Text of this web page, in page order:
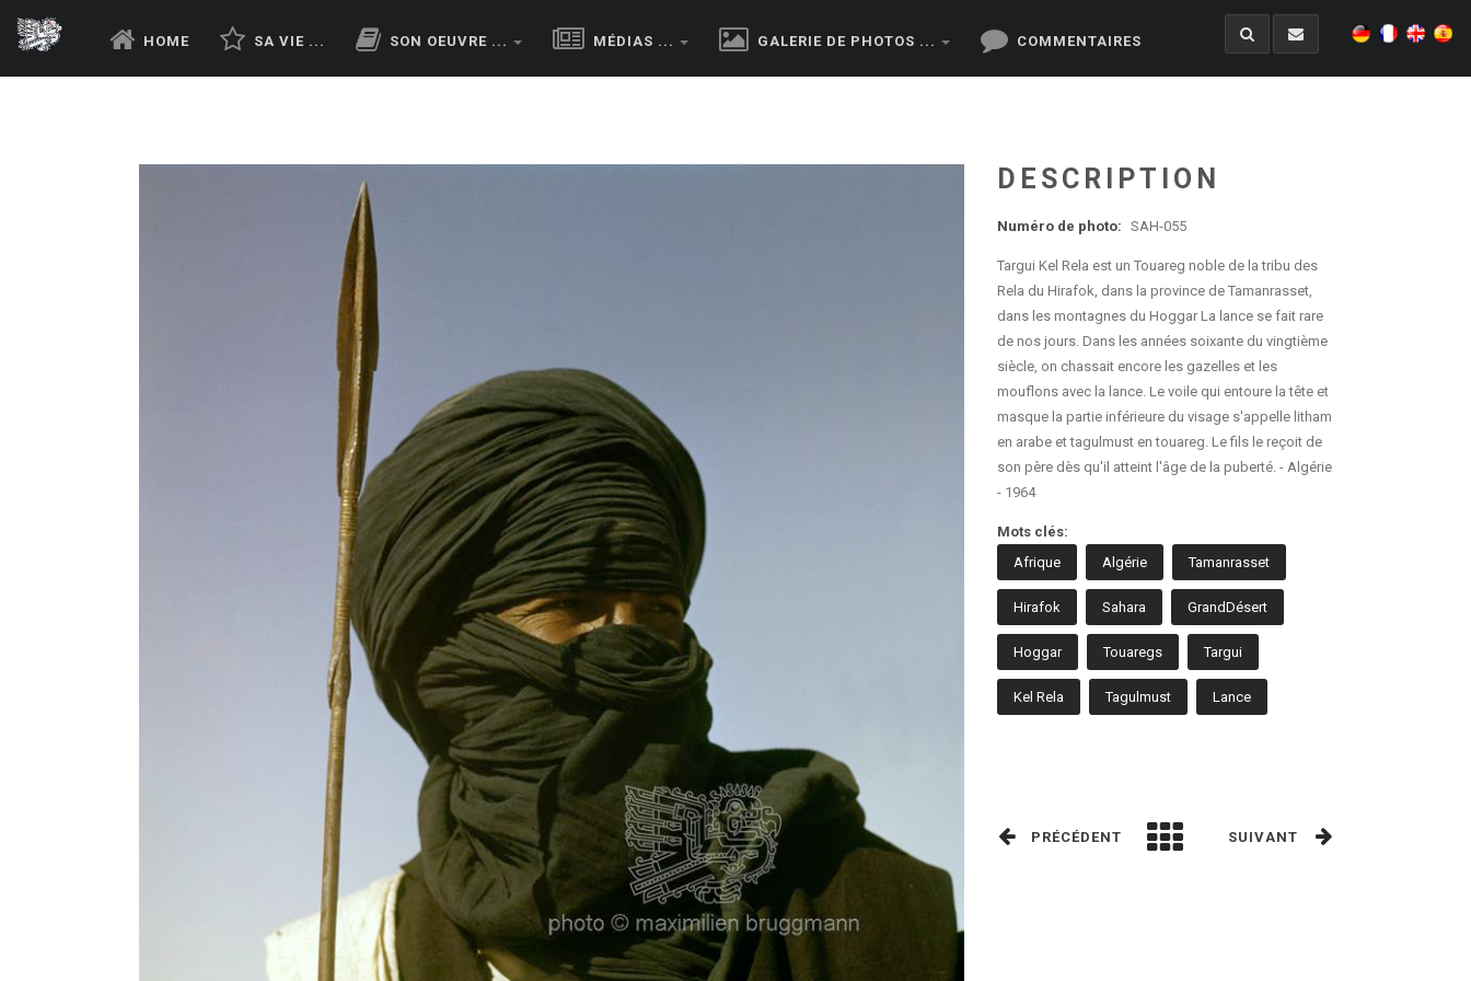
HOME SA VIE ... SON OEUVRE ... MÉDIAS ... GALERIE DE PHOTOS ... COMMENTAIRES
DESCRIPTION
Numéro de photo: SAH-055
Targui Kel Rela est un Touareg noble de la tribu des
Rela du Hirafok, dans la province de Tamanrasset,
dans les montagnes du Hoggar La lance se fait rare
de nos jours. Dans les années soixante du vingtième
siècle, on chassait encore les gazelles et les
mouflons avec la lance. Le voile qui entoure la tête et
masque la partie inférieure du visage s'appelle litham
en arabe et tagulmust en touareg. Le fils le reçoit de
son père dès qu'il atteint l'âge de la puberté. - Algérie
- 1964
Mots clés:
Afrique
Algérie Tamanrasset
Hirafok Sahara GrandDésert
Hoggar Touaregs Targui
Kel Rela Tagulmust Lance
PRÉCÉDENT SUIVANT